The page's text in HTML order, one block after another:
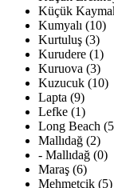
Küçük
Kumyalı (10)
Kurtuluş (3)
Kurudere (1)
Kuruova (3)
Kuzucuk (10)
Lapta (9)
Lefke (1)
Long Beach
Mallıdağ (2)
- Mallıdağ (0)
Maraş (6)
Mehmetçik (5)